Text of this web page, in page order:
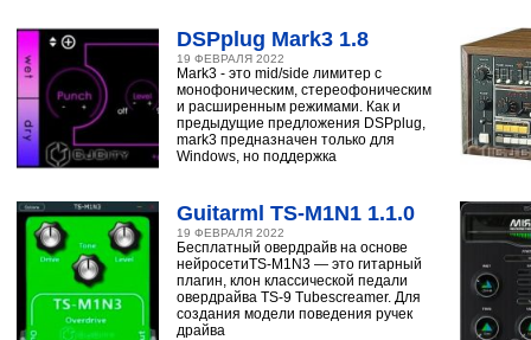
DSPplug Mark3 1.8
19 ФЕВРАЛЯ 2022
Mark3 - это mid/side лимитер с
монофоническим, стереофоническим
и расширенным режимами. Как и
предыдущие предложения DSPplug,
mark3 предназначен только для
Windows, но поддержка
Guitarml TS-M1N1 1.1.0
19 ФЕВРАЛЯ 2022
Бесплатный овердрайв на основе
нейросетиTS-M1N3 — это гитарный
плагин, клон классической педали
овердрайва TS-9 Tubescreamer. Для
создания модели поведения ручек
драйва